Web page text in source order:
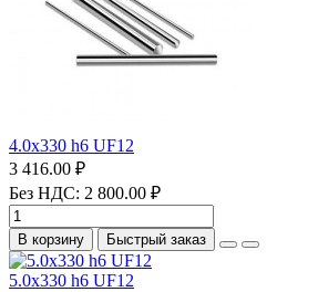
4.0х330 h6 UF12
3 416.00 ₽
Без НДС: 2 800.00 ₽
В корзину Быстрый заказ
5.0х330 h6 UF12